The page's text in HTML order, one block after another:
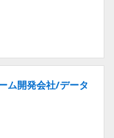
ム開発会社/データ